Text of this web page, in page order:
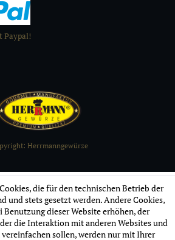
Paypal!
Herrmanngewürze
die für den technischen Betrieb der
und stets gesetzt werden. Andere Cookies,
dieser Website erhöhen, der
die Interaktion mit anderen Websites und
sollen, werden nur mit Ihrer